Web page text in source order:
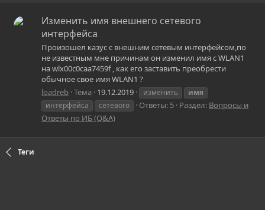
Изменить имя внешнего сетевого
интерфейса
Произошел казус с внешним сетевым интерфейсом,по
не известным мне причинам он изменил имя с WLAN1
на wlx00c0caa7459f , как его заставить преобрести
обычное свое имя WLAN1 ?
loadreb Тема 19.12.2019 изменить
имя
интерфейса
сетевого Ответы: 5 Раздел: Вопросы и
Ответы по ИБ (Q&A)
Теги